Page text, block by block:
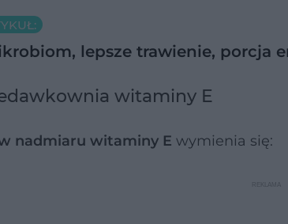
lepsze trawienie, porcja
witaminy E
nadmiaru witaminy E wymienia się: